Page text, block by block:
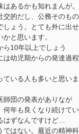
あるかも知れまんが。
的だし、公務そのもの
しょう。とても外に出せ
かと思います。
10年以上でしょう
は幼児期からの発達過程
いる人も多いと思いま
団の発表がありなが
何年も良くなり続けてい
はずなんですけど…
はない。最近の精神科